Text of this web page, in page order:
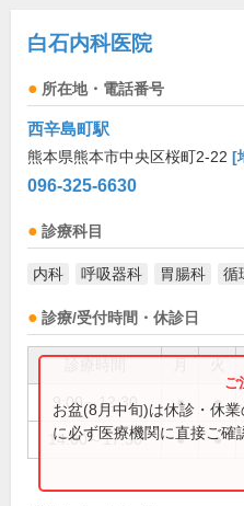
白石内科医院
所在地・電話番号
西辛島町駅
熊本県熊本市中央区桜町2-22 [
096-325-6630
診療科目
内科 呼吸器科 胃腸科 循
診療/受付時間・休診日
9:00～12:30 ● ●
14:00～17:30 ● ●
お盆(8月中旬)は休診・休
に必ず医療機関に直接ご確